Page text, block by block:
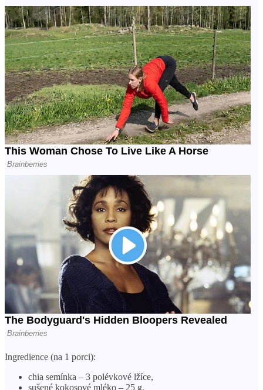
Ingredience (na 1 porci):
chia semínka – 3 polévkové lžíce,
sušené kokosové mléko – 25 g,